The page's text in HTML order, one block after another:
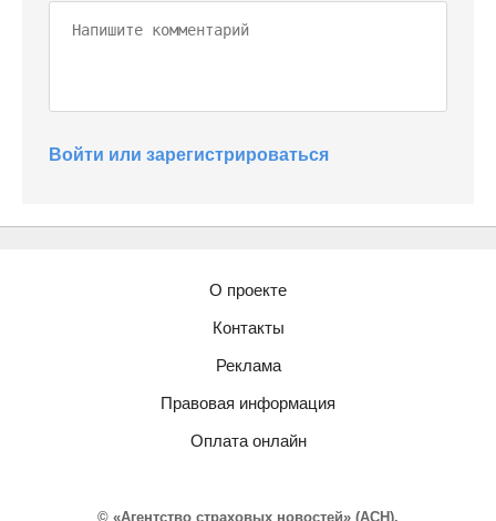
Войти или зарегистрироваться
О проекте
Контакты
Реклама
Правовая информация
Оплата онлайн
© «Агентство страховых новостей» (АСН).